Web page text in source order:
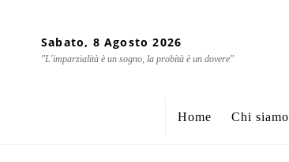
Sabato, 8 Agosto 2026
"L'imparzialità è un sogno, la probità è un dovere"
Home Chi siamo